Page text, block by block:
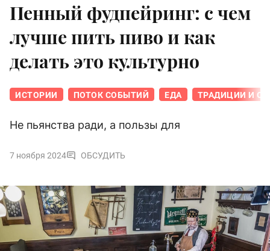
Пенный фудпейринг: с чем
лучше пить пиво и как
делать это культурно
ИСТОРИИ ПОТОК СОБЫТИЙ ЕДА ТРАДИЦИИ И
Не пьянства ради, а пользы для
7 ноября 2024 ОБСУДИТЬ